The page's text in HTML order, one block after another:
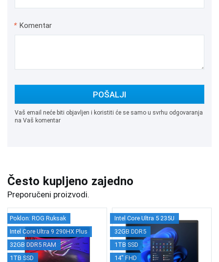
* Komentar
POŠALJI
Vaš email neće biti objavljen i koristiti će se samo u svrhu odgovaranja
na Vaš komentar
Često kupljeno zajedno
Preporučeni proizvodi.
Poklon: ROG Ruksak
Intel Core Ultra 9 290HX Plus
32GB DDR5 RAM
1TB SSD
Intel Core Ultra 5 235U
32GB DDR5
1TB SSD
14" FHD